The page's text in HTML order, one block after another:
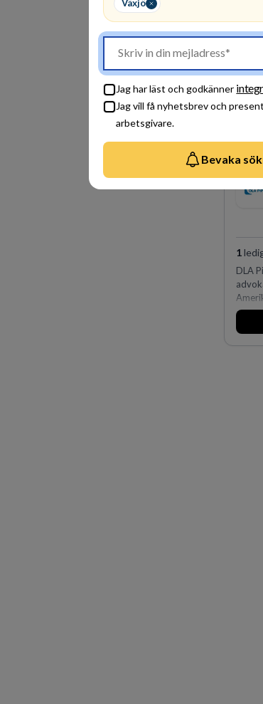
Växjö
Jag har läst och godkänner
Jag vill få nyhetsbrev och
arbetsgivare.
Bevaka
1
DLA
och
på